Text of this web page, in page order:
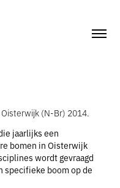
(N-Br) 2014.
jaarlijks een
bomen in Oisterwijk
wordt gevraagd
specifieke boom op de